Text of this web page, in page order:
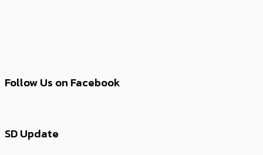
Follow Us on Facebook
SD Update